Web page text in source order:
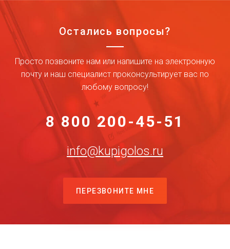
Остались вопросы?
Просто позвоните нам или напишите на электронную
почту и наш специалист проконсультирует вас по
любому вопросу!
8 800 200-45-51
info@kupigolos.ru
ПЕРЕЗВОНИТЕ МНЕ